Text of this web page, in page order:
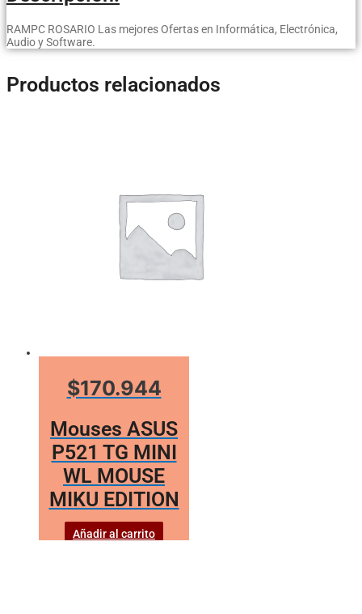
RAMPC ROSARIO Las mejores Ofertas en Informática, Electrónica,
Audio y Software.
Productos relacionados
$170.944
Mouses ASUS
P521 TG MINI
WL MOUSE
MIKU EDITION
Añadir al carrito